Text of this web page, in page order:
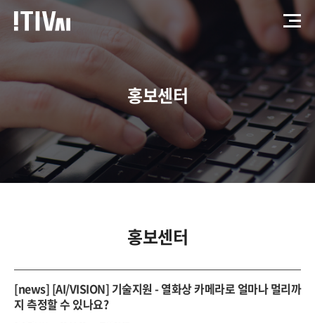
홍보센터
홍보센터
[news] [AI/VISION] 기술지원 - 열화상 카메라로 얼마나 멀리까
지 측정할 수 있나요?